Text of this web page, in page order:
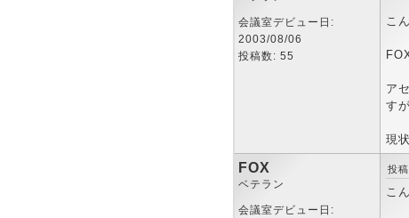
会議室デビュー日:
2003/08/06
投稿数: 55
こ
ア
す
現
FOX
ベテラン
会議室デビュー日:
投
こ